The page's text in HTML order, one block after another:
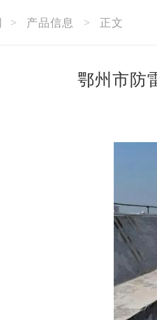
> 产品信息 > 正文
鄂州市防